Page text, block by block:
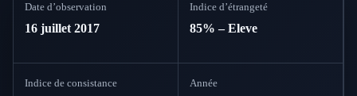
Date d’observation
16 juillet 2017
Indice d’étrangeté
85% – Eleve
Indice de consistance Année